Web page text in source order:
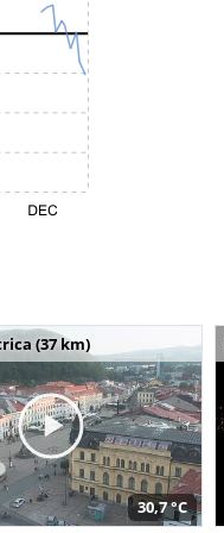
(37 km)
30,7 °C